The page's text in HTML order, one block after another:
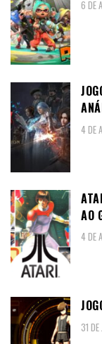
6 DE
4 DE
AO
4 DE
31